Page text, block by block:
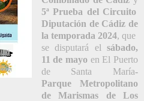
5ª Prueba del Circuito
Diputación de Cádiz de
la temporada 2024, que
se disputará el sábado,
11 de mayo en El Puerto
de Santa María-
Parque Metropolitano
de Marismas de Los